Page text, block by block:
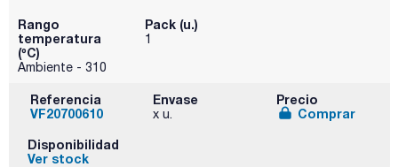
Rango
temperatura
(ºC)
Ambiente - 310
Pack (u.)
1
Referencia
VF20700610
Envase
x u.
Precio
Comprar
Disponibilidad
Ver stock